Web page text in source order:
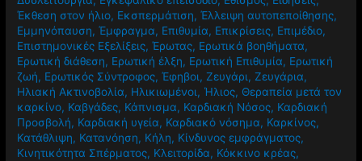
Έκθεση στον ήλιο, Εκσπερμάτιση,Έλλειψη αυτοπεποίθησης,
Εμμηνόπαυση,Έμφραγμα, Επιθυμία, Επικρίσεις, Επιμέδιο,
Επιστημονικές Εξελίξεις,Έρωτας, Ερωτικά βοηθήματα,
Ερωτική διάθεση, Ερωτική έλξη, Ερωτική Επιθυμία, Ερωτική
ζωή, Ερωτικός Σύντροφος,Έφηβοι,Ζευγάρι,Ζευγάρια,
Ηλιακή Ακτινοβολία, Ηλικιωμένοι, Ήλιος, Θεραπεία μετά τον
καρκίνο, Καβγάδες, Κάπνισμα, Καρδιακή Νόσος, Καρδιακή
Προσβολή, Καρδιακή υγεία, Καρδιακό νόσημα, Καρκίνος,
Κατάθλιψη, Κατανόηση, Κήλη, Κίνδυνος εμφράγματος,
Κινητικότητα Σπέρματος, Κλειτορίδα, Κόκκινο κρέας,